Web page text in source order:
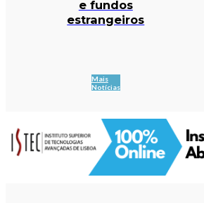
e fundos
estrangeiros
Mais
Notícias